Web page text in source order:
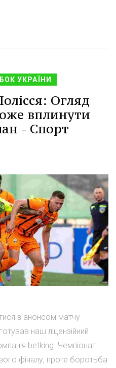
УКРАЇНИ
Огляд
вплинути
- Спорт
з анонсом матчу
наш ліцензійний
betking. Чемпіонат
фіналу, проте боротьба